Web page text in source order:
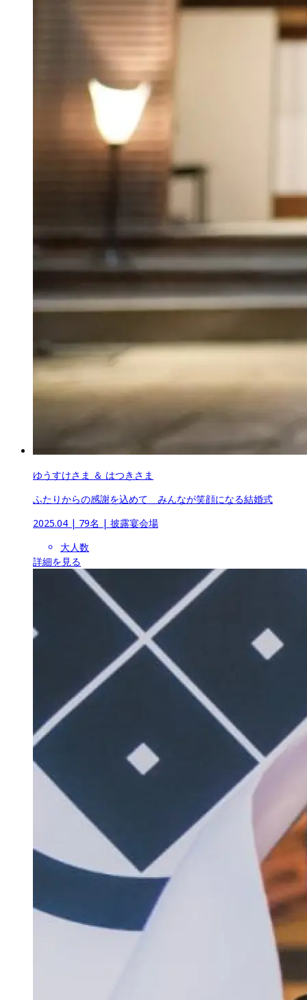
ゆうすけさま ＆ はつきさま
ふたりからの感謝を込めて　みんなが笑顔になる結婚式
2025.04 | 79名 | 披露宴会場
大人数
詳細を見る